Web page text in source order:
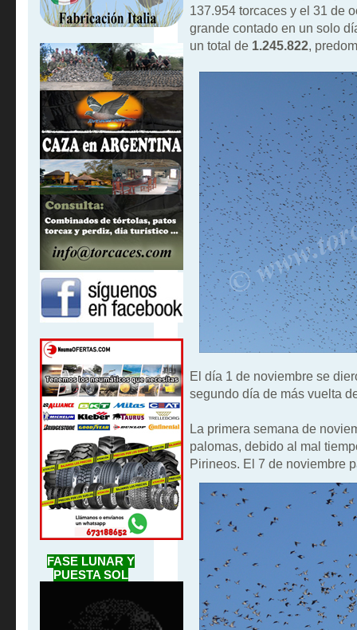
FASE LUNAR Y
PUESTA SOL
137.954 torcaces y el 31 de
grande contado en un solo
un total de 1.245.822,
El día 1 de noviembre se
segundo día de más vuelta
La primera semana de
palomas, debido al mal
Pirineos. El 7 de noviembre